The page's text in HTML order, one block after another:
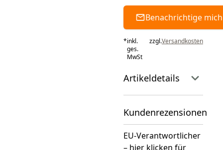
Benachrichtige mich
*inkl.
ges.
MwSt
zzgl.Versandkosten
Artikeldetails
Kundenrezensionen
EU-Verantwortlicher
– hier klicken für